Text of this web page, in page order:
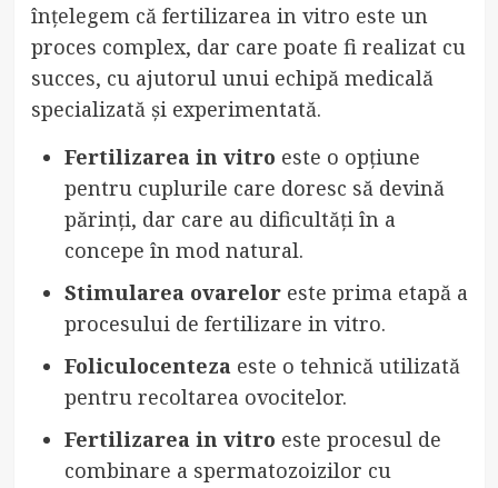
înțelegem că fertilizarea in vitro este un
proces complex, dar care poate fi realizat cu
succes, cu ajutorul unui echipă medicală
specializată și experimentată.
Fertilizarea in vitro este o opțiune
pentru cuplurile care doresc să devină
părinți, dar care au dificultăți în a
concepe în mod natural.
Stimularea ovareloreste prima etapă a
procesului de fertilizare in vitro.
Foliculocentezaeste o tehnică utilizată
pentru recoltarea ovocitelor.
Fertilizarea in vitro este procesul de
combinare a spermatozoizilor cu